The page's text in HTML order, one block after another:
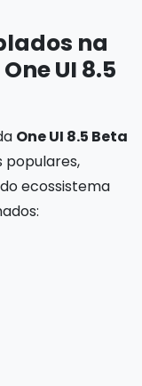
na
One UI 8.5
One UI 8.5 Beta
populares,
ecossistema